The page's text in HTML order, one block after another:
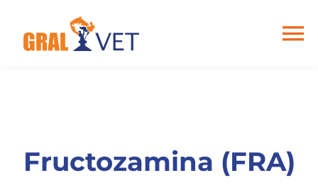
content
Fructozamina (FRA)